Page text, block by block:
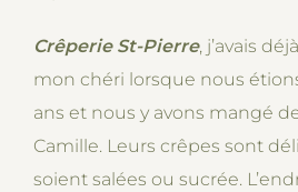
Crêperie St-Pierre, j’avais
mon chéri lorsque nous
ans et nous y avons mangé
Camille. Leurs crêpes sont
soient salées ou sucrée.